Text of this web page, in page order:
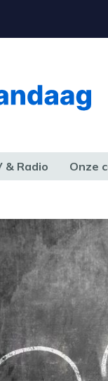
& Radio Onze